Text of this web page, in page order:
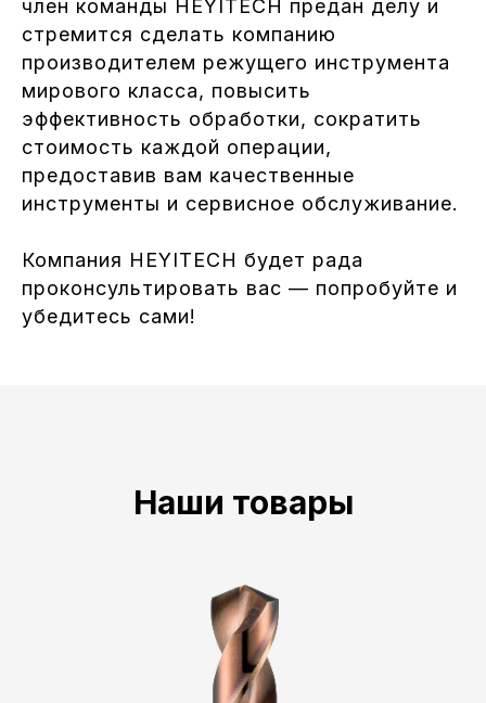
член команды HEYITECH предан делу и
стремится сделать компанию
производителем режущего инструмента
мирового класса, повысить
эффективность обработки, сократить
стоимость каждой операции,
предоставив вам качественные
инструменты и сервисное обслуживание.
Компания HEYITECH будет рада
проконсультировать вас — попробуйте и
убедитесь сами!
Наши товары